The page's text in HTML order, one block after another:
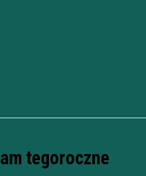
tegoroczne